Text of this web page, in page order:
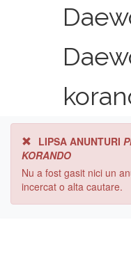
LIPSA ANUNTURI
KORANDO
Nu a fost gasit nici un
incercat o alta cautare.